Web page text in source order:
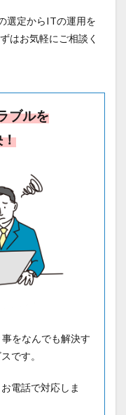
選定からITの運用を
はお気軽にご相談く
ブルを
をなんでも解決す
です。
電話で対応しま